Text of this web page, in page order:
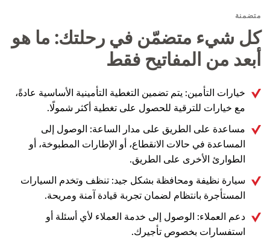
متضمنة
كل شيء متضمّن في رحلتك: ما هو
أبعد من المفاتيح فقط
خيارات التأمين: يتم تضمين التغطية التأمينية الأساسية عادةً،
مع خيارات للترقية للحصول على تغطية أكثر شمولًا.
مساعدة على الطريق على مدار الساعة: الوصول إلى
المساعدة في حالات الانقطاع، أو الإطارات المطبوخة، أو
الطوارئ الأخرى على الطريق.
سيارة نظيفة ومحافظة بشكل جيد: تنظف وتخدم السيارات
المستأجرة بانتظام لضمان تجربة قيادة آمنة ومريحة.
دعم العملاء: الوصول إلى خدمة العملاء لأي أسئلة أو
استفسارات بخصوص تأجيرك.